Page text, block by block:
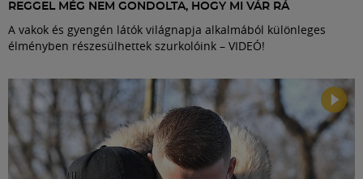
REGGEL MÉG NEM GONDOLTA, HOGY MI VÁR RÁ
A vakok és gyengén látók világnapja alkalmából különleges
élményben részesülhettek szurkolóink – VIDEÓ!